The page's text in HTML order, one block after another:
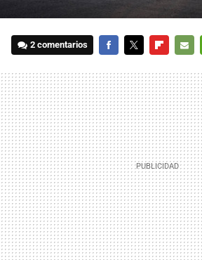
2 comentarios
MAIL